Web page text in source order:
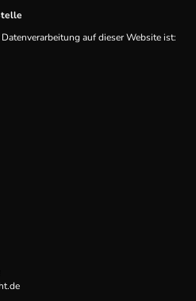
auf dieser Website ist: